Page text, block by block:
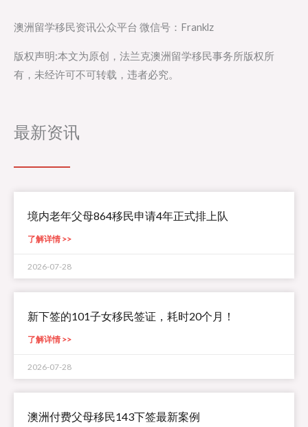
澳洲留学移民资讯公众平台 微信号：Franklz
版权声明:本文为原创，法兰克澳洲留学移民事务所版权所
有，未经许可不可转载，违者必究。
最新资讯
境内老年父母864移民申请4年正式排上队
了解详情 >>
2026-07-28
新下签的101子女移民签证，耗时20个月！
了解详情 >>
2026-07-28
澳洲付费父母移民143下签最新案例